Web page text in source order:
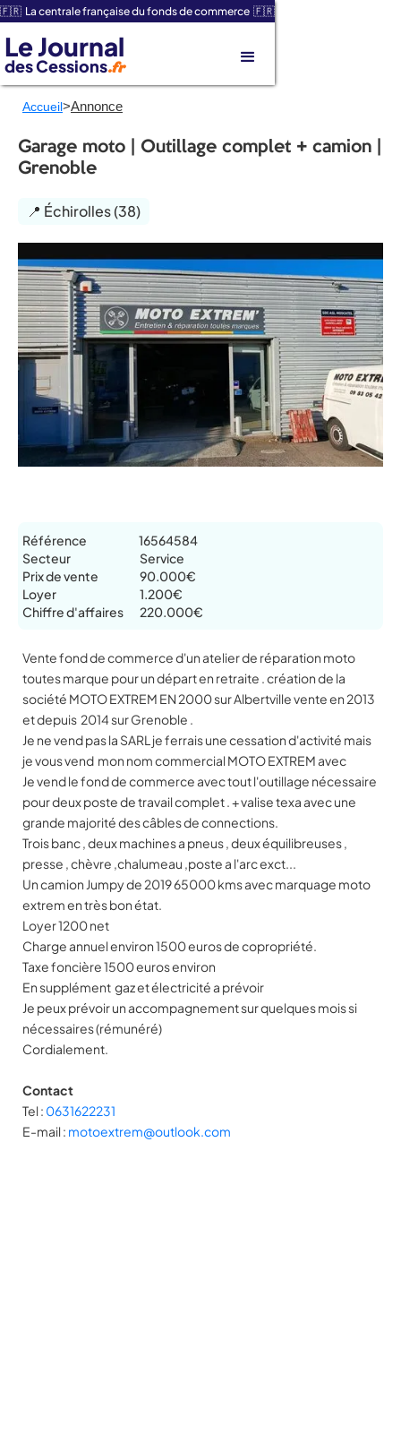
🇫🇷 La centrale française du fonds de commerce 🇫🇷
Le Journal
des Cessions.fr
Accueil>Annonce
Garage moto | Outillage complet + camion |
Grenoble
📍 Échirolles (38)
Référence
Secteur
Prix de vente
Loyer
Chiffre d'affaires
16564584
Service
90.000€
1.200€
220.000€
Vente fond de commerce d'un atelier de réparation moto
toutes marque pour un départ en retraite . création de la
société MOTO EXTREM EN 2000 sur Albertville vente en 2013
et depuis 2014 sur Grenoble .
Je ne vend pas la SARL je ferrais une cessation d'activité mais
je vous vend mon nom commercial MOTO EXTREM avec
Je vend le fond de commerce avec tout l'outillage nécessaire
pour deux poste de travail complet . + valise texa avec une
grande majorité des câbles de connections.
Trois banc , deux machines a pneus , deux équilibreuses ,
presse , chèvre ,chalumeau ,poste a l'arc exct...
Un camion Jumpy de 2019 65000 kms avec marquage moto
extrem en très bon état.
Loyer 1200 net
Charge annuel environ 1500 euros de copropriété.
Taxe foncière 1500 euros environ
En supplément gaz et électricité a prévoir
Je peux prévoir un accompagnement sur quelques mois si
nécessaires (rémunéré)
Cordialement.
Contact
Tel : 0631622231
E-mail : motoextrem@outlook.com